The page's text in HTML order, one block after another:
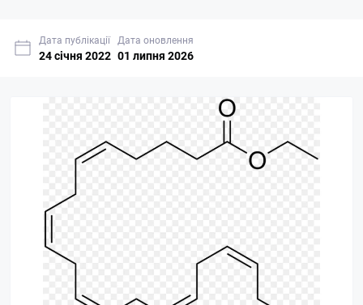
Дата публікації
24 cічня 2022
Дата оновлення
01 липня 2026